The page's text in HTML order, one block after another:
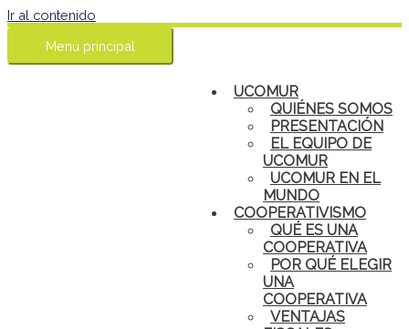
Ir al contenido
Menú principal
UCOMUR
QUIÉNES SOMOS
PRESENTACIÓN
EL EQUIPO DE
UCOMUR
UCOMUR EN EL
MUNDO
COOPERATIVISMO
QUÉ ES UNA
COOPERATIVA
POR QUÉ ELEGIR
UNA
COOPERATIVA
VENTAJAS